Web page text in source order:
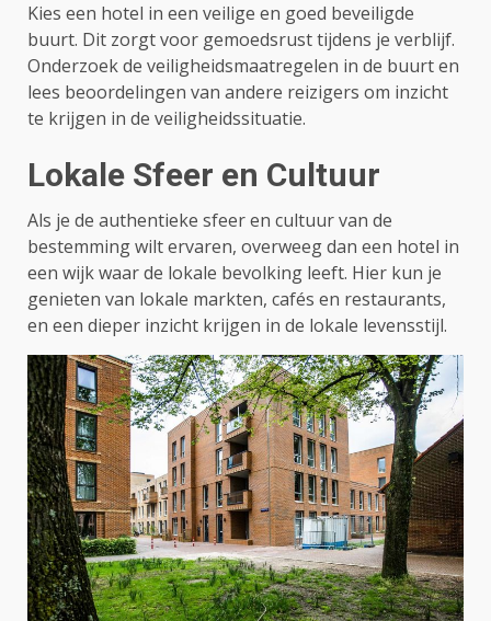
Kies een hotel in een veilige en goed beveiligde
buurt. Dit zorgt voor gemoedsrust tijdens je verblijf.
Onderzoek de veiligheidsmaatregelen in de buurt en
lees beoordelingen van andere reizigers om inzicht
te krijgen in de veiligheidssituatie.
Lokale Sfeer en Cultuur
Als je de authentieke sfeer en cultuur van de
bestemming wilt ervaren, overweeg dan een hotel in
een wijk waar de lokale bevolking leeft. Hier kun je
genieten van lokale markten, cafés en restaurants,
en een dieper inzicht krijgen in de lokale levensstijl.